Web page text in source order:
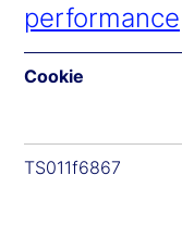
performance
Cookie
TS011f6867